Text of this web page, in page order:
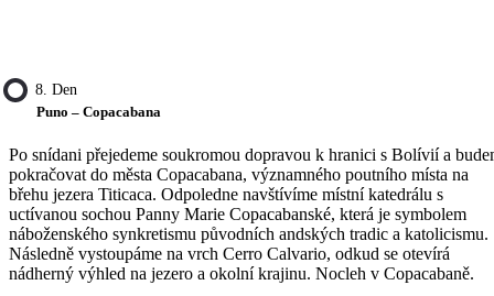
8. Den
Puno – Copacabana
Po snídani přejedeme soukromou dopravou k hranici s Bolívií a
pokračovat do města Copacabana, významného poutního místa na
břehu jezera Titicaca. Odpoledne navštívíme místní katedrálu s
uctívanou sochou Panny Marie Copacabanské, která je symbolem
náboženského synkretismu původních andských tradic a katolicismu.
Následně vystoupáme na vrch Cerro Calvario, odkud se otevírá
nádherný výhled na jezero a okolní krajinu. Nocleh v Copacabaně.